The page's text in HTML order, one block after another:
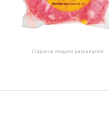
Clique na imagem para ampliar.